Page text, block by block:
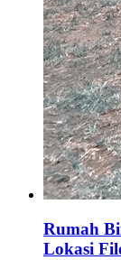
Rumah
Lokasi